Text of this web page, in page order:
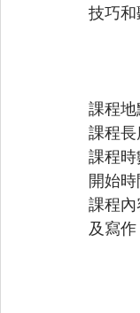
技巧和
課程
課程長
課程
開始
課程
及寫作